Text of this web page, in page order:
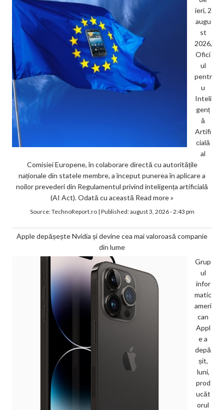
ieri, 2
augu
st
2026,
Ofici
ul
pentr
u
Inteli
genț
ă
Artifi
cială
al
Comisiei Europene, în colaborare directă cu autoritățile
naționale din statele membre, a început punerea în aplicare a
noilor prevederi din Regulamentul privind inteligența artificială
(AI Act). Odată cu această Read more »
Source:TechnoReport.ro| Published:august 3, 2026 - 2:43 pm
Apple depășește Nvidia și devine cea mai valoroasă companie
din lume
Grup
ul
infor
matic
ameri
can
Appl
e a
depă
șit,
luni,
prod
ucăt
orul